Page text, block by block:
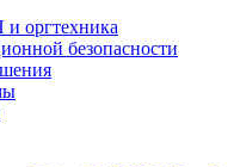
оргтехника
безопасности